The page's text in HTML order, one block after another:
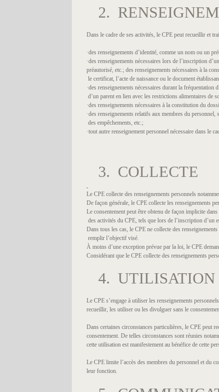
2.
Dans le cadre de ses activités, le CPE peut recueillir et
·des renseignements d’identité, comme un nom ou un
·des renseignements nécessaires lors de l’inscription
préautorisé, etc.; des renseignements nécessaires à la
le certificat, l’acte de naissance ou le document
·des renseignements nécessaires durant la
d’un parent en lien avec les restrictions alimentaires de
·des renseignements nécessaires à la constitution du
·des renseignements relatifs aux membres du
des empêchements, etc.;
·tout autre renseignement personnel nécessaire dans le
3. COLLECTE
Le CPE collecte des renseignements personnels
De façon générale, le CPE collecte les renseignements
Le consentement peut être obtenu de façon implicite
des activités du CPE, tels que lors de l’inscription d’un
Dans tous les cas, le CPE ne collecte des
remplir l’objectif visé.
À moins d’une exception prévue par la loi, le CPE
Considérant que le CPE collecte des renseignements
4. UTILISATION
Le CPE s’engage à utiliser les renseignements
recueillir, les utiliser ou les divulguer sans le
Dans certaines circonstances particulières, le CPE peut
consentement. De telles circonstances sont réunies
cette utilisation est manifestement au bénéfice de cette
Le CPE limite l’accès des membres du personnel et du
leur fonction.